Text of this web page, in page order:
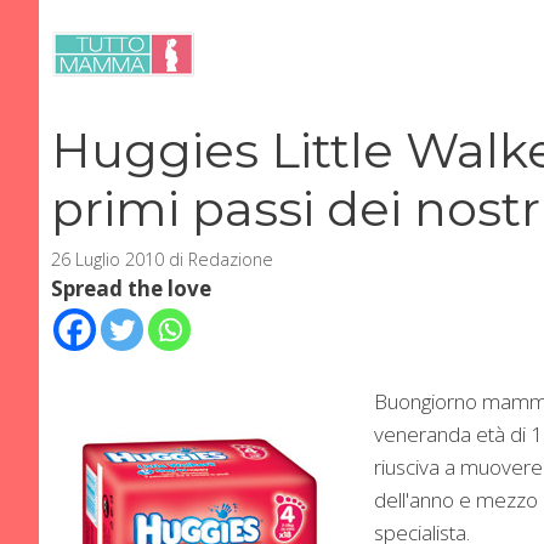
contenuto
Huggies Little
primi passi dei
26 Luglio 2010 di Redazione
Spread the love
Buongiorno
veneranda età di
riusciva a
dell'anno e
specialista.